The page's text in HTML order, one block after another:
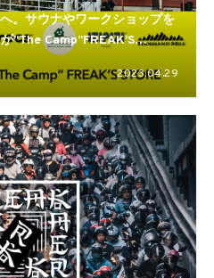
。サウナやワークショップを
”The Camp”FREAK’S
2023.04.29